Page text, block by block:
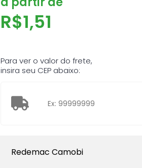
R$1,51
Para ver o valor do frete,
insira seu CEP abaixo:
Redemac Camobi